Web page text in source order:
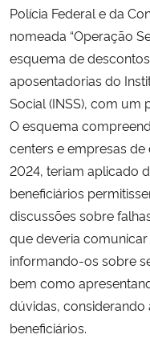
Polícia Federal e da
nomeada “Operação
esquema de
aposentadorias do
Social (INSS), com um
O esquema
centers e empresas
2024, teriam aplicado
beneficiários
discussões sobre
que deveria
informando-os sobre
bem como
dúvidas, considerando
beneficiários.